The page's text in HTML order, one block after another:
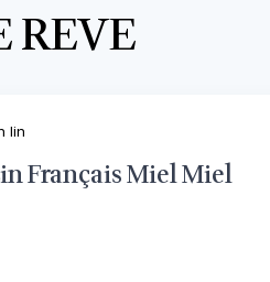
REVE
lin
Français Miel Miel